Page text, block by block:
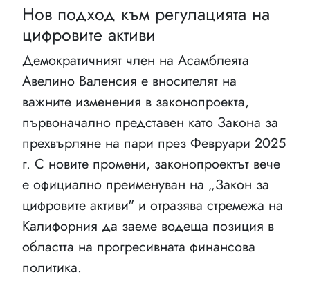
Нов подход към регулацията на
цифровите активи
Демократичният член на Асамблеята
Авелино Валенсия е вносителят на
важните изменения в законопроекта,
първоначално представен като Закона за
прехвърляне на пари през Февруари 2025
г. С новите промени, законопроектът вече
е официално преименуван на „Закон за
цифровите активи" и отразява стремежа на
Калифорния да заеме водеща позиция в
областта на прогресивната финансова
политика.